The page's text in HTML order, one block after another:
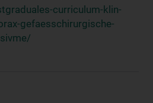
curriculum-klin-
gefaesschirurgische-